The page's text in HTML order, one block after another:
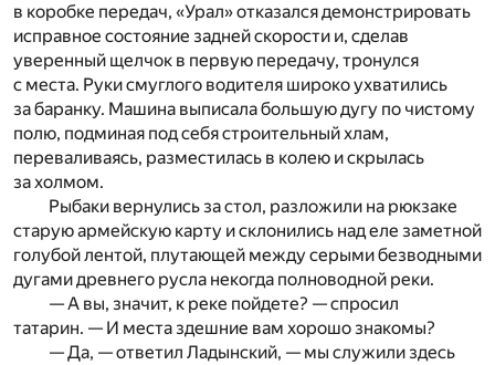
в коробке передач, «Урал» отказался демонстрировать
исправное состояние задней скорости и, сделав
уверенный щелчок в первую передачу, тронулся
с места. Руки смуглого водителя широко ухватились
за баранку. Машина выписала большую дугу по чистому
полю, подминая под себя строительный хлам,
переваливаясь, разместилась в колею и скрылась
за холмом.
Рыбаки вернулись за стол, разложили на рюкзаке
старую армейскую карту и склонились над еле заметной
голубой лентой, плутающей между серыми безводными
дугами древнего русла некогда полноводной реки.
— А вы, значит, к реке пойдете? — спросил
татарин. — И места здешние вам хорошо знакомы?
— Да, — ответил Ладынский, — мы служили здесь